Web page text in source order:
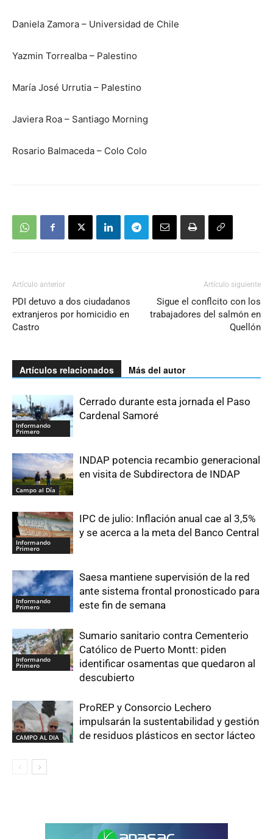
Daniela Zamora – Universidad de Chile
Yazmin Torrealba – Palestino
María José Urrutia – Palestino
Javiera Roa – Santiago Morning
Rosario Balmaceda – Colo Colo
Artículo anterior
PDI detuvo a dos ciudadanos
extranjeros por homicidio en
Castro
Artículo siguiente
Sigue el conflcito con los
trabajadores del salmón en
Quellón
Artículos relacionados Más del autor
Informando
Primero
Cerrado durante esta jornada el Paso
Cardenal Samoré
Campo al Día
INDAP potencia recambio generacional
en visita de Subdirectora de INDAP
Informando
Primero
IPC de julio: Inflación anual cae al 3,5%
y se acerca a la meta del Banco Central
Informando
Primero
Saesa mantiene supervisión de la red
ante sistema frontal pronosticado para
este fin de semana
Informando
Primero
Sumario sanitario contra Cementerio
Católico de Puerto Montt: piden
identificar osamentas que quedaron al
descubierto
CAMPO AL DIA
ProREP y Consorcio Lechero
impulsarán la sustentabilidad y gestión
de residuos plásticos en sector lácteo